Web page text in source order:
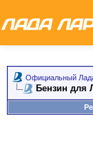
Официальный
Бензин для